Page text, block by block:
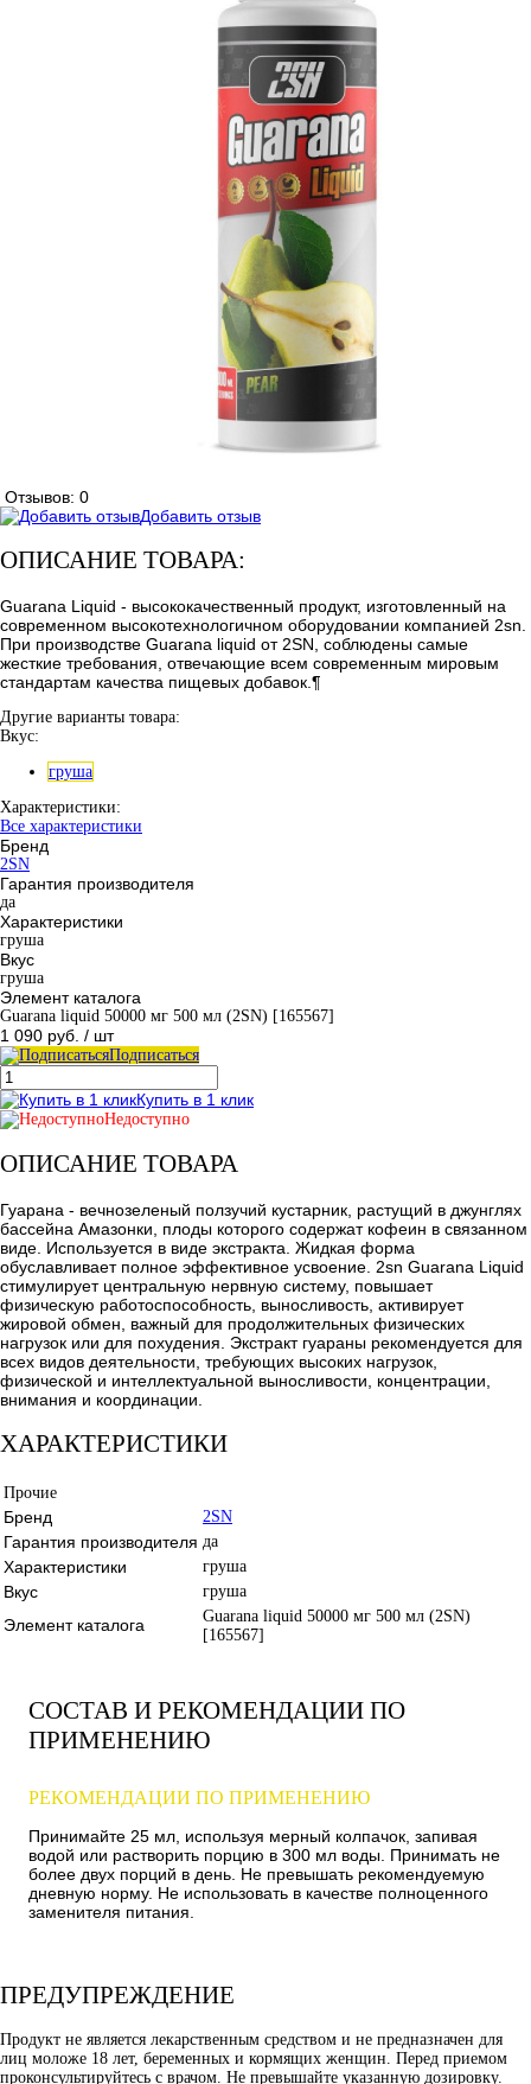
Отзывов: 0
Добавить отзыв
ОПИСАНИЕ ТОВАРА:
Guarana Liquid - высококачественный продукт, изготовленный на
современном высокотехнологичном оборудовании компанией 2sn.
При производстве Guarana liquid от 2SN, соблюдены самые
жесткие требования, отвечающие всем современным мировым
стандартам качества пищевых добавок.¶
Другие варианты товара:
Вкус:
груша
Характеристики:
Все характеристики
Бренд
2SN
Гарантия производителя
да
Характеристики
груша
Вкус
груша
Элемент каталога
Guarana liquid 50000 мг 500 мл (2SN) [165567]
1 090 руб. / шт
Подписаться
Купить в 1 клик
Недоступно
ОПИСАНИЕ ТОВАРА
Гуарана - вечнозеленый ползучий кустарник, растущий в джунглях
бассейна Амазонки, плоды которого содержат кофеин в связанном
виде. Используется в виде экстракта. Жидкая форма
обуславливает полное эффективное усвоение. 2sn Guarana Liquid
стимулирует центральную нервную систему, повышает
физическую работоспособность, выносливость, активирует
жировой обмен, важный для продолжительных физических
нагрузок или для похудения. Экстракт гуараны рекомендуется для
всех видов деятельности, требующих высоких нагрузок,
физической и интеллектуальной выносливости, концентрации,
внимания и координации.
ХАРАКТЕРИСТИКИ
Прочие
Бренд 2SN
Гарантия производителя да
Характеристики груша
Вкус груша
Элемент каталога
Guarana liquid 50000 мг 500 мл (2SN)
[165567]
СОСТАВ И РЕКОМЕНДАЦИИ ПО
ПРИМЕНЕНИЮ
РЕКОМЕНДАЦИИ ПО ПРИМЕНЕНИЮ
Принимайте 25 мл, используя мерный колпачок, запивая
водой или растворить порцию в 300 мл воды. Принимать не
более двух порций в день. Не превышать рекомендуемую
дневную норму. Не использовать в качестве полноценного
заменителя питания.
ПРЕДУПРЕЖДЕНИЕ
Продукт не является лекарственным средством и не предназначен для
лиц моложе 18 лет, беременных и кормящих женщин. Перед приемом
проконсультируйтесь с врачом. Не превышайте указанную дозировку.